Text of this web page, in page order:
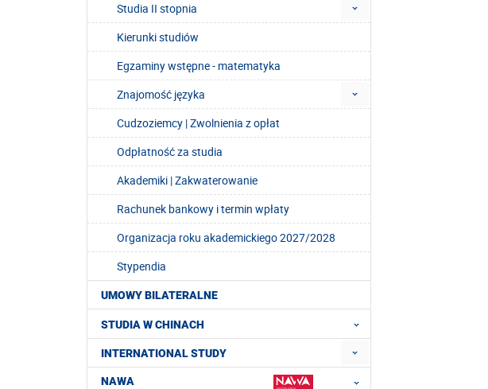
Studia II stopnia
Kierunki studiów
Egzaminy wstępne - matematyka
Znajomość języka
Cudzoziemcy | Zwolnienia z opłat
Odpłatność za studia
Akademiki | Zakwaterowanie
Rachunek bankowy i termin wpłaty
Organizacja roku akademickiego 2027/2028
Stypendia
UMOWY BILATERALNE
STUDIA W CHINACH
INTERNATIONAL STUDY
NAWA